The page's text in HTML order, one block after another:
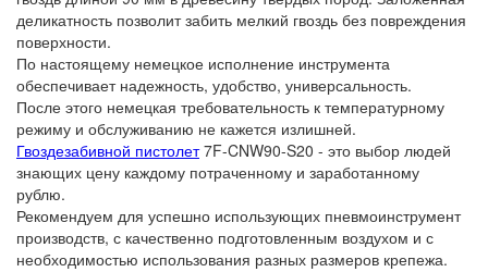
деликатность позволит забить мелкий гвоздь без повреждения
поверхности.
По настоящему немецкое исполнение инструмента
обеспечивает надежность, удобство, универсальность.
После этого немецкая требовательность к температурному
режиму и обслуживанию не кажется излишней.
Гвоздезабивной пистолет7F-CNW90-S20 - это выбор людей
знающих цену каждому потраченному и заработанному
рублю.
Рекомендуем для успешно использующих пневмоинструмент
производств, с качественно подготовленным воздухом и с
необходимостью использования разных размеров крепежа.